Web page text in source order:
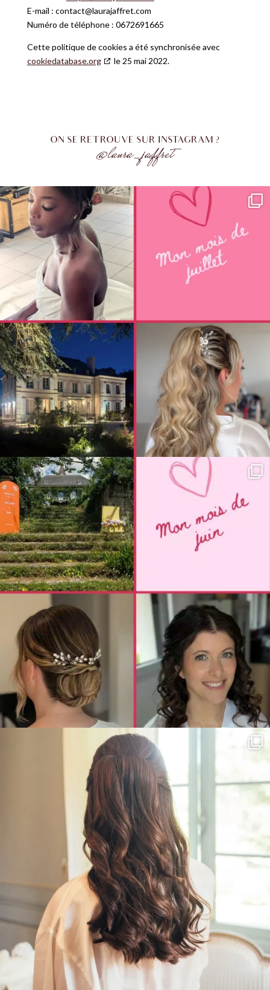
E-mail : contact@laurajaffret.com
Numéro de téléphone : 0672691665
Cette politique de cookies a été synchronisée avec
cookiedatabase.org
le 25 mai 2022.
ON SE RETROUVE SUR INSTAGRAM ?
@laura_jaffret